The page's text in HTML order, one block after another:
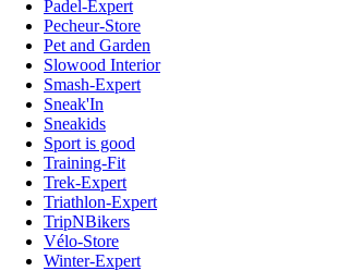
Padel-Expert
Pecheur-Store
Pet and Garden
Slowood Interior
Smash-Expert
Sneak'In
Sneakids
Sport is good
Training-Fit
Trek-Expert
Triathlon-Expert
TripNBikers
Vélo-Store
Winter-Expert